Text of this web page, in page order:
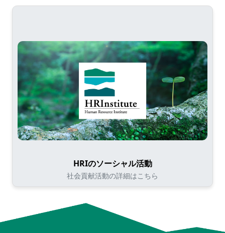
HRIのソーシャル活動
社会貢献活動の詳細はこちら